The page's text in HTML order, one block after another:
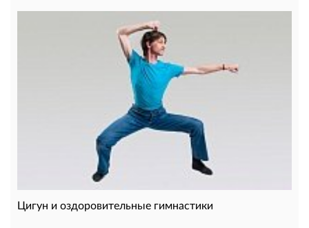
Цигун и оздоровительные гимнастики